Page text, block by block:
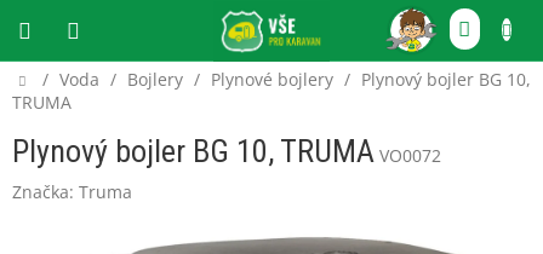
obsah
CZK
Domů
/ Voda / Bojlery / Plynové bojlery / Plynový bojler BG 10,
TRUMA
Plynový bojler BG 10, TRUMA VO0072
Značka: Truma